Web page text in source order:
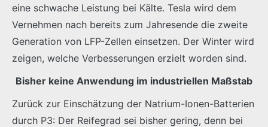
eine schwache Leistung bei Kälte. Tesla wird dem
Vernehmen nach bereits zum Jahresende die zweite
Generation von LFP-Zellen einsetzen. Der Winter wird
zeigen, welche Verbesserungen erzielt worden sind.
Bisher keine Anwendung im industriellen Maßstab
Zurück zur Einschätzung der Natrium-Ionen-Batterien
durch P3: Der Reifegrad sei bisher gering, denn bei